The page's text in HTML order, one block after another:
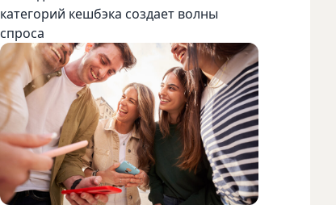
категорий кешбэка создает волны
спроса